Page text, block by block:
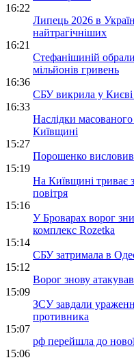
16:22
Липець 2026 в
найтрагічніших
16:21
Стефанішиній
мільйонів гривень
16:36
СБУ викрила у
16:33
Наслідки
Київщині
15:27
Порошенко висловив
15:19
На Київщині триває
повітря
15:16
У Броварах ворог
комплекс Rozetka
15:14
СБУ затримала в
15:12
Ворог знову
15:09
ЗСУ завдали
противника
15:07
рф перейшла до
15:06